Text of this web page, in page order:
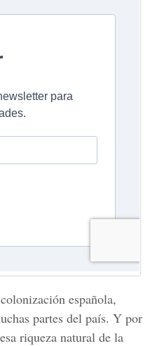
española,
partes del país. Y por
riqueza natural de la